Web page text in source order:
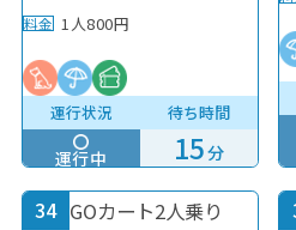
ます。 ※運転手の方には同意書
※画像はイメージです。
料金 1人800円
運行状況
運行中
待ち時間
15分
34